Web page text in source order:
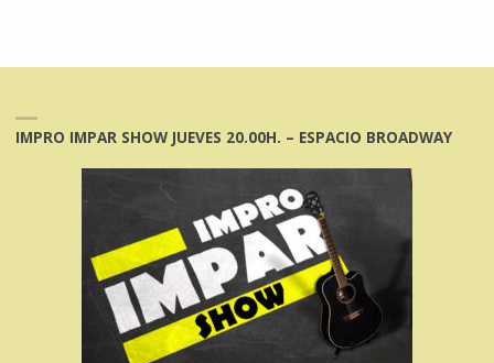
IMPRO IMPAR SHOW JUEVES 20.00H. – ESPACIO BROADWAY